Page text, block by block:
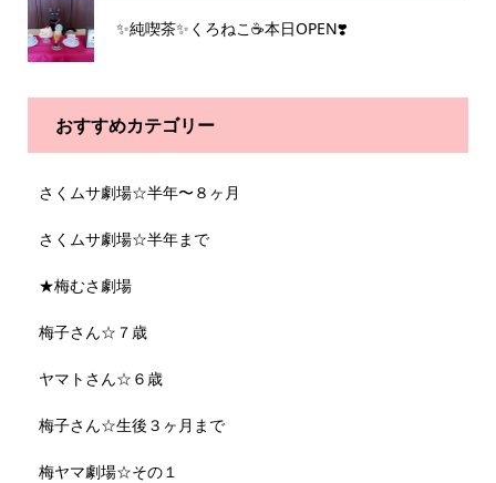
✨純喫茶✨くろねこ☕️本日OPEN❣️
おすすめカテゴリー
さくムサ劇場☆半年〜８ヶ月
さくムサ劇場☆半年まで
★梅むさ劇場
梅子さん☆７歳
ヤマトさん☆６歳
梅子さん☆生後３ヶ月まで
梅ヤマ劇場☆その１